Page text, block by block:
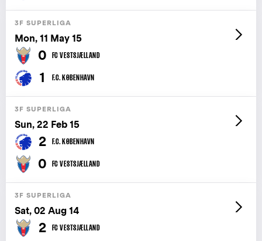
3F SUPERLIGA
Mon, 11 May 15
0 FC VESTSJÆLLAND
1 F.C. KØBENHAVN
3F SUPERLIGA
Sun, 22 Feb 15
2 F.C. KØBENHAVN
0 FC VESTSJÆLLAND
3F SUPERLIGA
Sat, 02 Aug 14
2 FC VESTSJÆLLAND